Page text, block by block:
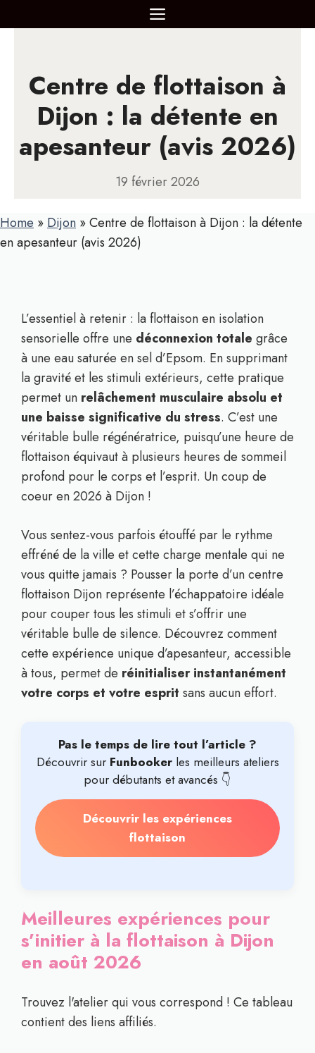
au
MENU
Centre de flottaison à
Dijon : la détente en
apesanteur (avis 2026)
19 février 2026
Home » Dijon »Centre de flottaison à Dijon : la détente
en apesanteur (avis 2026)
L’essentiel à retenir : la flottaison en isolation
sensorielle offre une déconnexion totale grâce
à une eau saturée en sel d’Epsom. En supprimant
la gravité et les stimuli extérieurs, cette pratique
permet un relâchement musculaire absolu et
une baisse significative du stress. C’est une
véritable bulle régénératrice, puisqu’une heure de
flottaison équivaut à plusieurs heures de sommeil
profond pour le corps et l’esprit. Un coup de
coeur en 2026 à Dijon !
Vous sentez-vous parfois étouffé par le rythme
effréné de la ville et cette charge mentale qui ne
vous quitte jamais ? Pousser la porte d’un centre
flottaison Dijon représente l’échappatoire idéale
pour couper tous les stimuli et s’offrir une
véritable bulle de silence. Découvrez comment
cette expérience unique d’apesanteur, accessible
à tous, permet de réinitialiser instantanément
votre corps et votre esprit sans aucun effort.
Pas le temps de lire tout l’article ?
Découvrir sur Funbookerles meilleurs ateliers
pour débutants et avancés 👇
Découvrir les expériences
flottaison
Meilleures expériences pour
s’initier à la flottaison à Dijon
en août 2026
Trouvez l'atelier qui vous correspond ! Ce tableau
contient des liens affiliés.